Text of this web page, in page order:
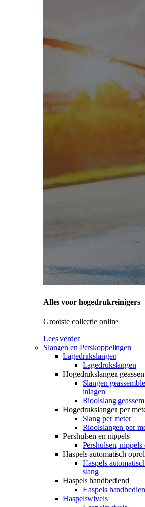
Alles voor hogedrukreinigers
Grootste collectie online
Lees verder
Slangen en Perskoppelingen
Lagedrukslangen
Lagedrukslangen
Hogedrukslangen
Slangen
inlagen
Rioolslang
Hogedrukslangen per
Slang per meter
Rioolslangen per
Pershulsen en nippels
Pershulsen, nippels
Haspels automatisch
Haspels
slang
Haspels handbediend
Haspels
Haspelswivels